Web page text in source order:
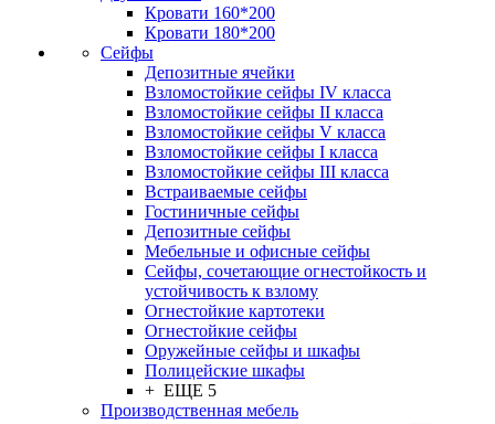
Кровати 160*200
Кровати 180*200
Сейфы
Депозитные ячейки
Взломостойкие сейфы IV класса
Взломостойкие сейфы II класса
Взломостойкие сейфы V класса
Взломостойкие сейфы I класса
Взломостойкие сейфы III класса
Встраиваемые сейфы
Гостиничные сейфы
Депозитные сейфы
Мебельные и офисные сейфы
Сейфы, сочетающие огнестойкость и
устойчивость к взлому
Огнестойкие картотеки
Огнестойкие сейфы
Оружейные сейфы и шкафы
Полицейские шкафы
+ ЕЩЕ 5
Производственная мебель